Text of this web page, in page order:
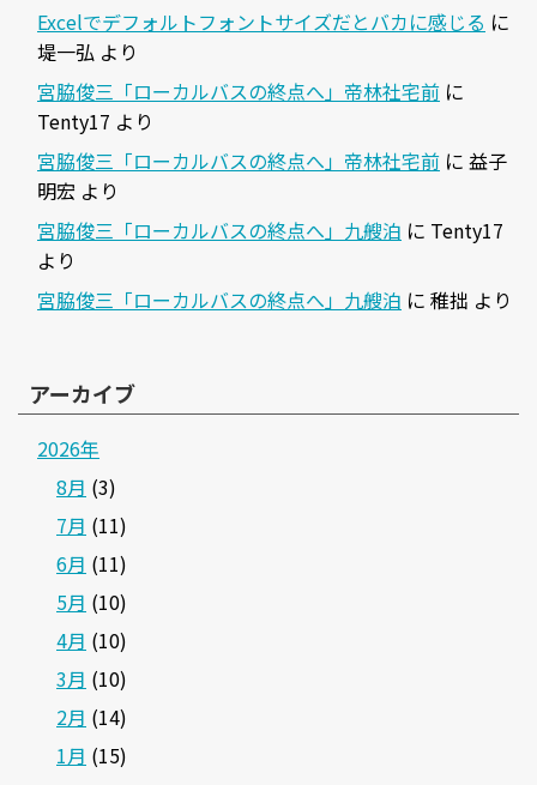
Excelでデフォルトフォントサイズだとバカに感じる に
堤一弘 より
宮脇俊三「ローカルバスの終点へ」帝林社宅前 に
Tenty17 より
宮脇俊三「ローカルバスの終点へ」帝林社宅前 に 益子
明宏 より
宮脇俊三「ローカルバスの終点へ」九艘泊 に Tenty17
より
宮脇俊三「ローカルバスの終点へ」九艘泊 に 稚拙 より
アーカイブ
2026年
8月 (3)
7月 (11)
6月 (11)
5月 (10)
4月 (10)
3月 (10)
2月 (14)
1月 (15)